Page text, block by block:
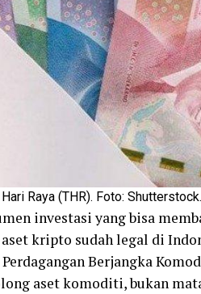
Raya (THR). Foto: Shutterstock.
investasi yang bisa
kripto sudah legal di
Perdagangan Berjangka
aset komoditi, bukan